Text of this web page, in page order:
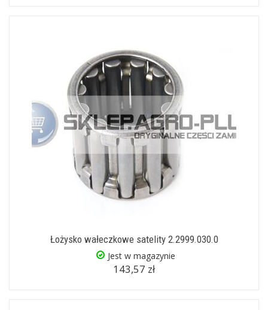
Łożysko wałeczkowe satelity 2.2999.030.0
Jest w magazynie
143,57 zł